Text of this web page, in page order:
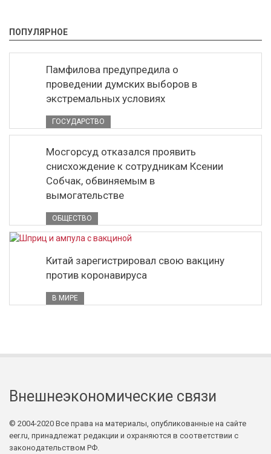
ПОПУЛЯРНОЕ
Памфилова предупредила о
проведении думских выборов в
экстремальных условиях
ГОСУДАРСТВО
Мосгорсуд отказался проявить
снисхождение к сотрудникам Ксении
Собчак, обвиняемым в
вымогательстве
ОБЩЕСТВО
Китай зарегистрировал свою вакцину
против коронавируса
В МИРЕ
Внешнеэкономические связи
© 2004-2020 Все права на материалы, опубликованные на сайте
eer.ru, принадлежат редакции и охраняются в соответствии с
законодательством РФ.